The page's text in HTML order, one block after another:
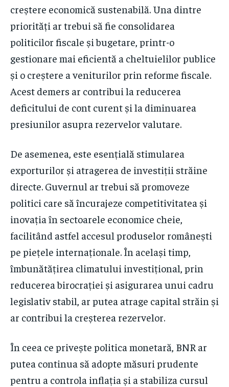
creștere economică sustenabilă. Una dintre
priorități ar trebui să fie consolidarea
politicilor fiscale și bugetare, printr-o
gestionare mai eficientă a cheltuielilor publice
și o creștere a veniturilor prin reforme fiscale.
Acest demers ar contribui la reducerea
deficitului de cont curent și la diminuarea
presiunilor asupra rezervelor valutare.
De asemenea, este esențială stimularea
exporturilor și atragerea de investiții străine
directe. Guvernul ar trebui să promoveze
politici care să încurajeze competitivitatea și
inovația în sectoarele economice cheie,
facilitând astfel accesul produselor românești
pe piețele internaționale. În același timp,
îmbunătățirea climatului investițional, prin
reducerea birocrației și asigurarea unui cadru
legislativ stabil, ar putea atrage capital străin și
ar contribui la creșterea rezervelor.
În ceea ce privește politica monetară, BNR ar
putea continua să adopte măsuri prudente
pentru a controla inflația și a stabiliza cursul